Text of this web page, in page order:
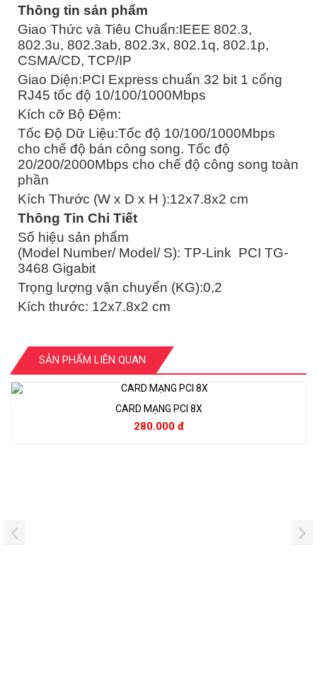
Thông tin sản phẩm
Giao Thức và Tiêu Chuẩn:IEEE 802.3,
802.3u, 802.3ab, 802.3x, 802.1q, 802.1p,
CSMA/CD, TCP/IP
Giao Diện:PCI Express chuẩn 32 bit 1 cổng
RJ45 tốc độ 10/100/1000Mbps
Kích cỡ Bộ Đệm:
Tốc Độ Dữ Liệu:Tốc độ 10/100/1000Mbps
cho chế độ bán công song. Tốc độ
20/200/2000Mbps cho chế độ công song toàn
phần
Kích Thước (W x D x H ):12x7.8x2 cm
Thông Tin Chi Tiết
Số hiệu sản phẩm
(Model Number/ Model/ S): TP-Link PCI TG-
3468 Gigabit
Trọng lượng vận chuyển (KG):0,2
Kích thước: 12x7.8x2 cm
SẢN PHẨM LIÊN QUAN
CARD MẠNG PCI 8X
280.000 đ